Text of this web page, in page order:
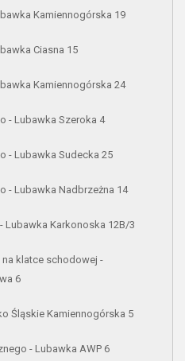
Kamiennogórska 19
Ciasna 15
Kamiennogórska 24
- Lubawka Szeroka 4
- Lubawka Sudecka 25
- Lubawka Nadbrzeżna 14
Lubawka Karkonoska 12B/3
klatce schodowej -
6
Śląskie Kamiennogórska 5
- Lubawka AWP 6